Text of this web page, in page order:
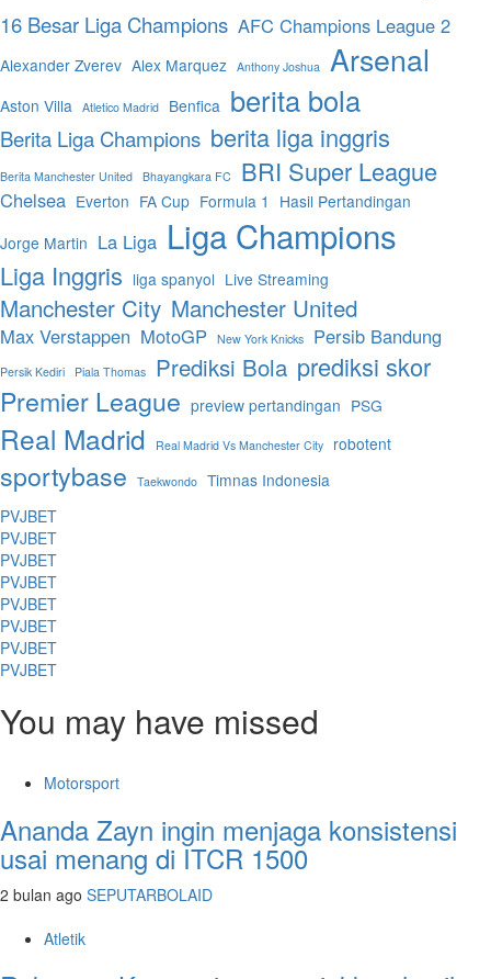
16 Besar Liga Champions AFC Champions League 2
Alexander Zverev Alex Marquez Anthony Joshua Arsenal
Aston Villa Atletico Madrid Benfica berita bola
Berita Liga Champions berita liga inggris
Berita Manchester United Bhayangkara FC BRI Super League
Chelsea Everton FA Cup Formula 1
Hasil Pertandingan
Jorge Martin La Liga Liga Champions
Liga Inggris liga spanyol Live Streaming
Manchester City Manchester United
Max Verstappen MotoGP New York Knicks Persib Bandung
Persik Kediri Piala Thomas Prediksi Bola prediksi skor
Premier League preview pertandingan PSG
Real Madrid Real Madrid Vs Manchester City robotent
sportybase Taekwondo Timnas Indonesia
PVJBET
PVJBET
PVJBET
PVJBET
PVJBET
PVJBET
PVJBET
PVJBET
You may have missed
Motorsport
Ananda Zayn ingin menjaga konsistensi
usai menang di ITCR 1500
2 bulan ago SEPUTARBOLAID
Atletik